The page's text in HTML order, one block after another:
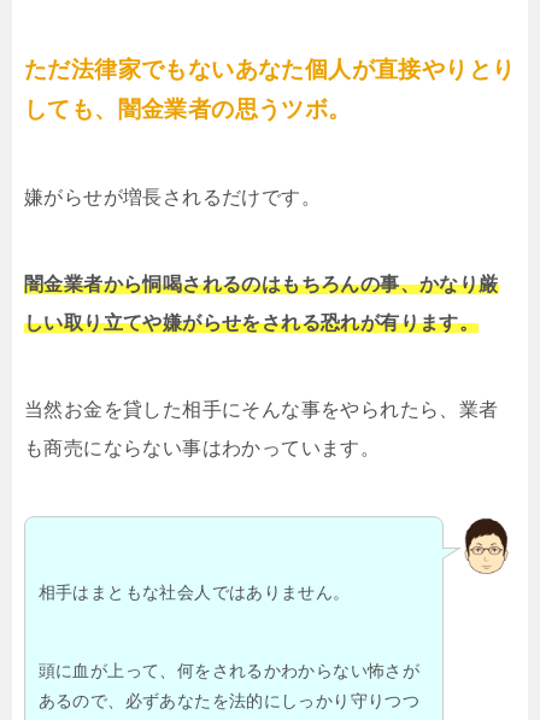
ただ法律家でもないあなた個人が直接やりとり
しても、闇金業者の思うツボ。
嫌がらせが増長されるだけです。
闇金業者から恫喝されるのはもちろんの事、かなり厳
しい取り立てや嫌がらせをされる恐れが有ります。
当然お金を貸した相手にそんな事をやられたら、業者
も商売にならない事はわかっています。
相手はまともな社会人ではありません。
頭に血が上って、何をされるかわからない怖さが
あるので、必ずあなたを法的にしっかり守りつつ